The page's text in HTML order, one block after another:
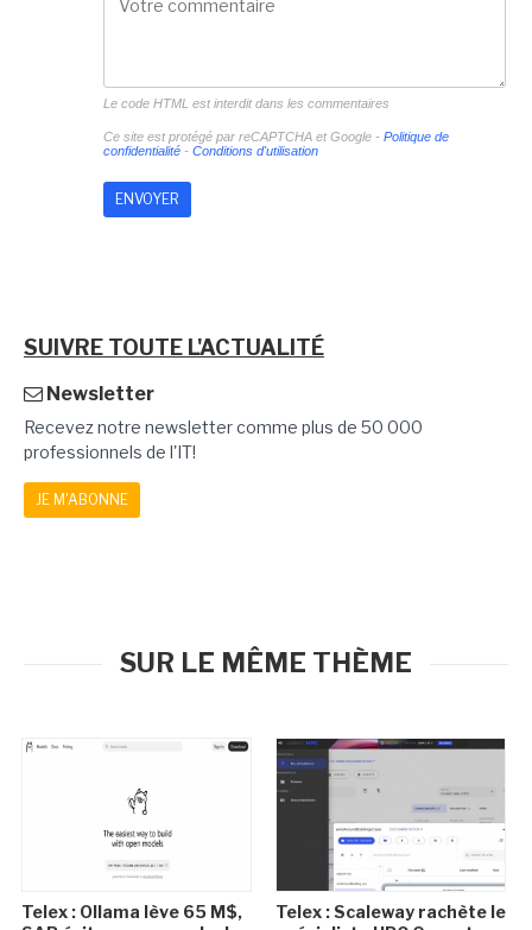
Le code HTML est interdit dans les commentaires
Ce site est protégé par reCAPTCHA et Google - Politique de
confidentialité- Conditions d'utilisation
SUIVRE TOUTE L'ACTUALITÉ
Newsletter
Recevez notre newsletter comme plus de 50 000
professionnels de l'IT!
JE M'ABONNE
SUR LE MÊME THÈME
Telex : Ollama lève 65 M$,
Telex : Scaleway rachète le